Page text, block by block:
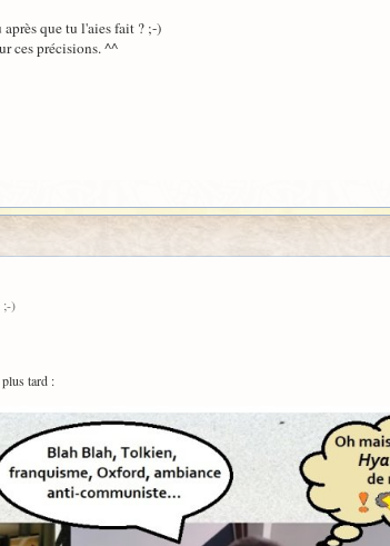
que tu l'aies fait ? ;-)
ces précisions. ^^
;-)
tard :